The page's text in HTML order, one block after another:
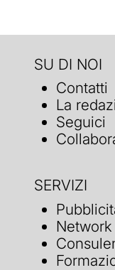
SU DI NOI
Contatti
La
Seguici
SERVIZI